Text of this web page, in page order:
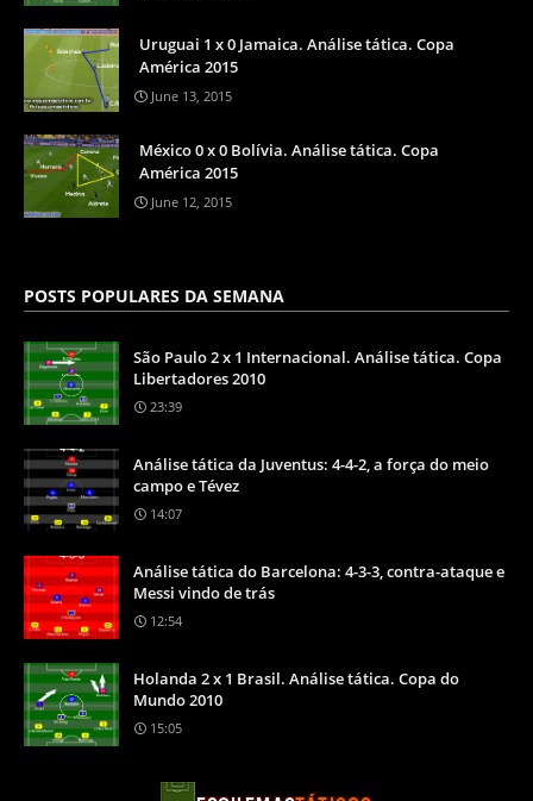
Uruguai 1 x 0 Jamaica. Análise tática. Copa
América 2015
June 13, 2015
México 0 x 0 Bolívia. Análise tática. Copa
América 2015
June 12, 2015
POSTS POPULARES DA SEMANA
São Paulo 2 x 1 Internacional. Análise tática. Copa
Libertadores 2010
23:39
Análise tática da Juventus: 4-4-2, a força do meio
campo e Tévez
14:07
Análise tática do Barcelona: 4-3-3, contra-ataque e
Messi vindo de trás
12:54
Holanda 2 x 1 Brasil. Análise tática. Copa do
Mundo 2010
15:05